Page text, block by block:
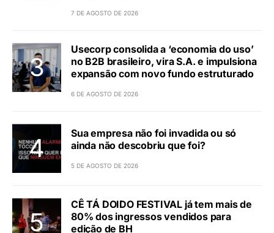
7 DE AGOSTO DE 2026
Usecorp consolida a ‘economia do uso’
no B2B brasileiro, vira S.A. e impulsiona
expansão com novo fundo estruturado
6 DE AGOSTO DE 2026
Sua empresa não foi invadida ou só
ainda não descobriu que foi?
5 DE AGOSTO DE 2026
CÊ TÁ DOIDO FESTIVAL já tem mais de
80% dos ingressos vendidos para
edição de BH